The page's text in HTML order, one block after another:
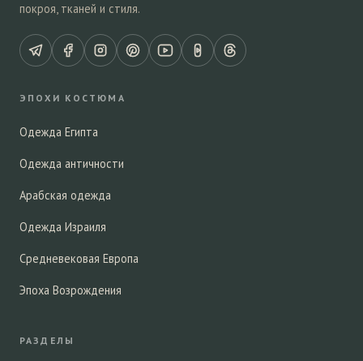
покроя, тканей и стиля.
ЭПОХИ КОСТЮМА
Одежда Египта
Одежда античности
Арабская одежда
Одежда Израиля
Средневековая Европа
Эпоха Возрождения
РАЗДЕЛЫ